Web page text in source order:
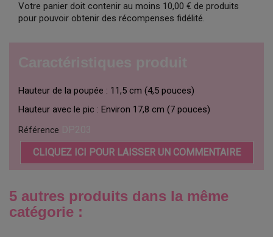
Votre panier doit contenir au moins 10,00 € de produits
pour pouvoir obtenir des récompenses fidélité.
Hauteur de la poupée : 11,5 cm (4,5 pouces)
Hauteur avec le pic : Environ 17,8 cm (7 pouces)
Référence
CLIQUEZ ICI POUR LAISSER UN COMMENTAIRE
5 autres produits dans la même
catégorie :